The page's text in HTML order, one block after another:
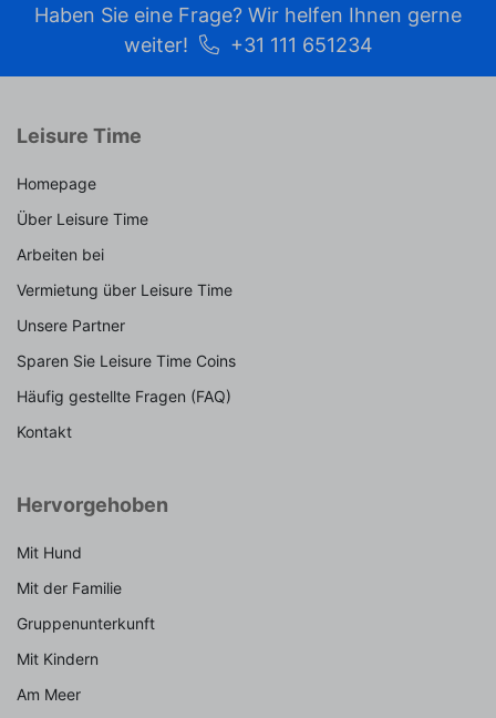
Haben Sie eine Frage? Wir helfen Ihnen gerne
weiter!
+31 111 651234
Leisure Time
Homepage
Über Leisure Time
Arbeiten bei
Vermietung über Leisure Time
Unsere Partner
Sparen Sie Leisure Time Coins
Häufig gestellte Fragen (FAQ)
Kontakt
Hervorgehoben
Mit Hund
Mit der Familie
Gruppenunterkunft
Mit Kindern
Am Meer